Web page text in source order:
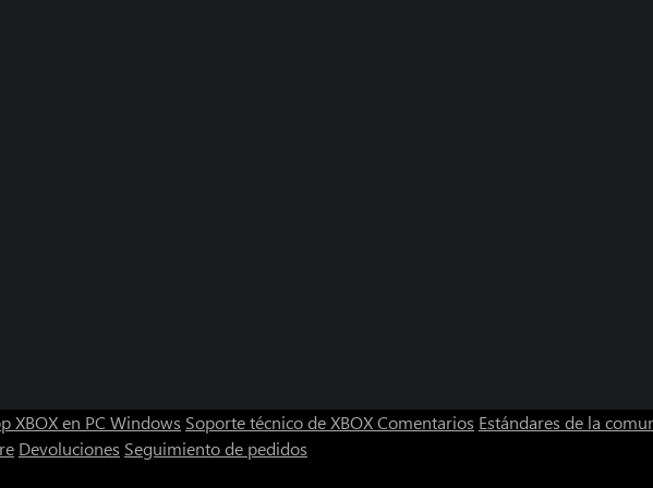
XBOX en PC Windows Soporte técnico de XBOXComentarios Estándares de la
Devoluciones Seguimiento de pedidos